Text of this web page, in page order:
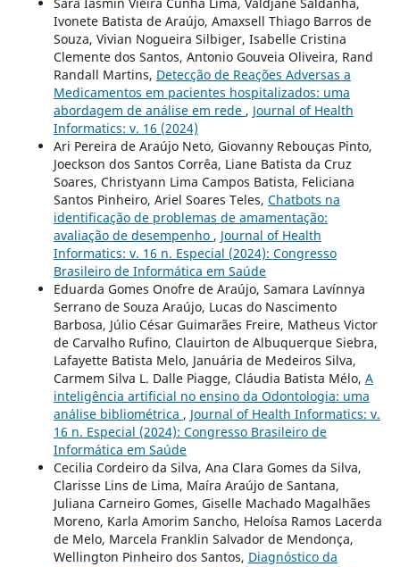
Ivonete Batista de Araújo, Amaxsell Thiago Barros de
Souza, Vivian Nogueira Silbiger, Isabelle Cristina
Clemente dos Santos, Antonio Gouveia Oliveira, Rand
Randall Martins, Detecção de Reações Adversas a
Medicamentos em pacientes hospitalizados: uma
abordagem de análise em rede , Journal of Health
Informatics: v. 16 (2024)
Ari Pereira de Araújo Neto, Giovanny Rebouças Pinto,
Joeckson dos Santos Corrêa, Liane Batista da Cruz
Soares, Christyann Lima Campos Batista, Feliciana
Santos Pinheiro, Ariel Soares Teles, Chatbots na
identificação de problemas de amamentação:
avaliação de desempenho , Journal of Health
Informatics: v. 16 n. Especial (2024): Congresso
Brasileiro de Informática em Saúde
Eduarda Gomes Onofre de Araújo, Samara Lavínnya
Serrano de Souza Araújo, Lucas do Nascimento
Barbosa, Júlio César Guimarães Freire, Matheus Victor
de Carvalho Rufino, Clauirton de Albuquerque Siebra,
Lafayette Batista Melo, Januária de Medeiros Silva,
Carmem Silva L. Dalle Piagge, Cláudia Batista Mélo, A
inteligência artificial no ensino da Odontologia: uma
análise bibliométrica , Journal of Health Informatics: v.
16 n. Especial (2024): Congresso Brasileiro de
Informática em Saúde
Cecilia Cordeiro da Silva, Ana Clara Gomes da Silva,
Clarisse Lins de Lima, Maíra Araújo de Santana,
Juliana Carneiro Gomes, Giselle Machado Magalhães
Moreno, Karla Amorim Sancho, Heloísa Ramos Lacerda
de Melo, Marcela Franklin Salvador de Mendonça,
Wellington Pinheiro dos Santos, Diagnóstico da